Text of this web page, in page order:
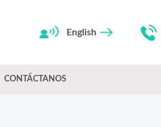
English
CONTÁCTANOS